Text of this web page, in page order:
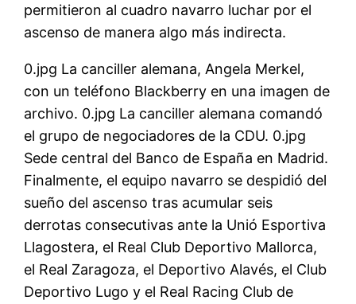
permitieron al cuadro navarro luchar por el
ascenso de manera algo más indirecta.
0.jpg La canciller alemana, Angela Merkel,
con un teléfono Blackberry en una imagen de
archivo. 0.jpg La canciller alemana comandó
el grupo de negociadores de la CDU. 0.jpg
Sede central del Banco de España en Madrid.
Finalmente, el equipo navarro se despidió del
sueño del ascenso tras acumular seis
derrotas consecutivas ante la Unió Esportiva
Llagostera, el Real Club Deportivo Mallorca,
el Real Zaragoza, el Deportivo Alavés, el Club
Deportivo Lugo y el Real Racing Club de